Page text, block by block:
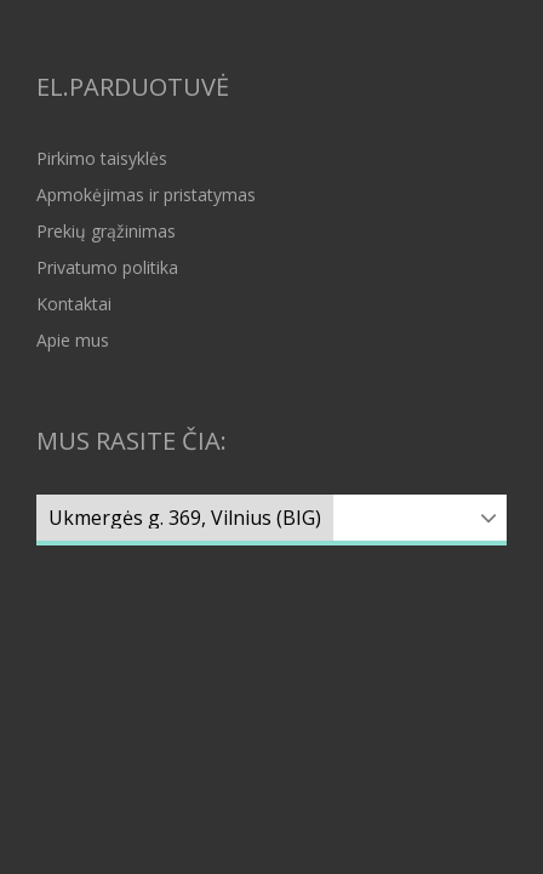
EL.PARDUOTUVĖ
Pirkimo taisyklės
Apmokėjimas ir pristatymas
Prekių grąžinimas
Privatumo politika
Kontaktai
Apie mus
MUS RASITE ČIA: